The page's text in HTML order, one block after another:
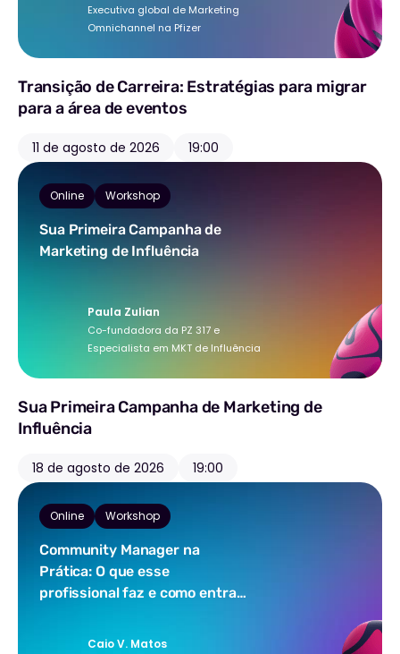
Executiva global de Marketing
Omnichannel na Pfizer
Transição de Carreira: Estratégias para migrar
para a área de eventos
11 de agosto de 2026 19:00
Online Workshop
Sua Primeira Campanha de
Marketing de Influência
Paula Zulian
Co-fundadora da PZ 317 e
Especialista em MKT de Influência
Sua Primeira Campanha de Marketing de
Influência
18 de agosto de 2026 19:00
Online Workshop
Community Manager na
Prática: O que esse
profissional faz e como entrar
Caio V. Matos